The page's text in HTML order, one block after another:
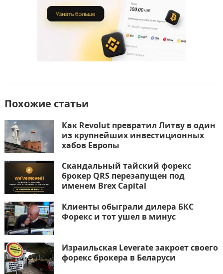
Похожие статьи
Как Revolut превратил Литву в один
из крупнейших инвестиционных
хабов Европы
Скандальный тайский форекс
брокер QRS перезапущен под
именем Brex Capital
Клиенты обыграли дилера БКС
Форекс и тот ушел в минус
Израильская Leverate закроет своего
форекс брокера в Беларуси